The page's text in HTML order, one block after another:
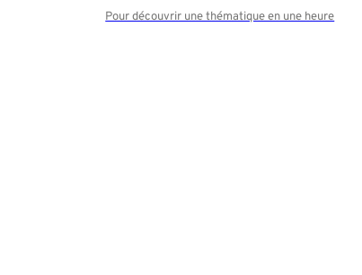
Pour découvrir une thématique en une heure